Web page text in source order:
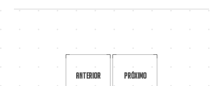
Anterior Próximo